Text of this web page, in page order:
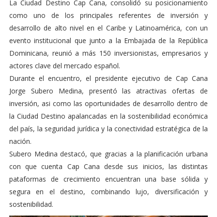
La Ciudad Destino Cap Cana, consolidó su posicionamiento
como uno de los principales referentes de inversión y
desarrollo de alto nivel en el Caribe y Latinoamérica, con un
evento institucional que junto a la Embajada de la República
Dominicana, reunió a más 150 inversionistas, empresarios y
actores clave del mercado español.
Durante el encuentro, el presidente ejecutivo de Cap Cana
Jorge Subero Medina, presentó las atractivas ofertas de
inversión, asi como las oportunidades de desarrollo dentro de
la Ciudad Destino apalancadas en la sostenibilidad económica
del país, la seguridad jurídica y la conectividad estratégica de la
nación.
Subero Medina destacó, que gracias a la planificación urbana
con que cuenta Cap Cana desde sus inicios, las distintas
pataformas de crecimiento encuentran una base sólida y
segura en el destino, combinando lujo, diversificación y
sostenibilidad.